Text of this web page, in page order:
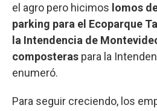
el agro pero hicimos lomos
parking para el Ecoparque
la Intendencia de
composteras para la
enumeró.
Para seguir creciendo, los